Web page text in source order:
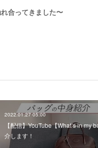
合ってきました〜
2022.01.27 05:00
【配信】YouTube【What’s in my
介します！